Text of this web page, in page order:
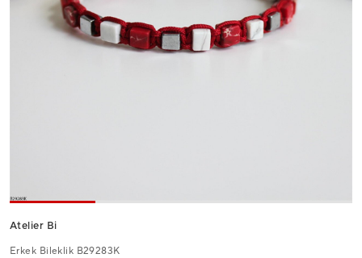
Atelier Bi
Erkek Bileklik B29283K